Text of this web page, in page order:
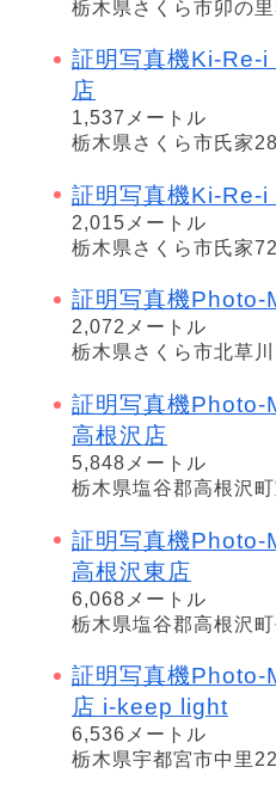
栃木県さくら市卯の
証明写真機Ki-Re-i
店
1,537メートル
栃木県さくら市氏家
証明写真機Ki-Re-i
2,015メートル
栃木県さくら市氏家
証明写真機Photo-
2,072メートル
栃木県さくら市北草
証明写真機Photo-
高根沢店
5,848メートル
栃木県塩谷郡高根沢
証明写真機Photo-
高根沢東店
6,068メートル
栃木県塩谷郡高根沢
証明写真機Photo-
店 i-keep light
6,536メートル
栃木県宇都宮市中里